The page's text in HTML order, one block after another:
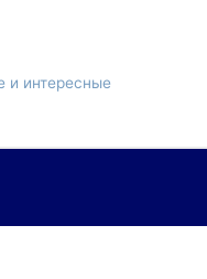
и интересные